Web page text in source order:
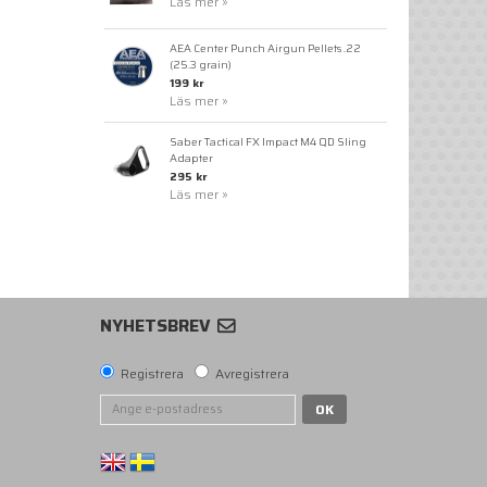
AEA Center Punch Airgun Pellets .22
(25.3 grain)
199 kr
Läs mer »
Saber Tactical FX Impact M4 QD Sling
Adapter
295 kr
Läs mer »
NYHETSBREV
Registrera
Avregistrera
OK